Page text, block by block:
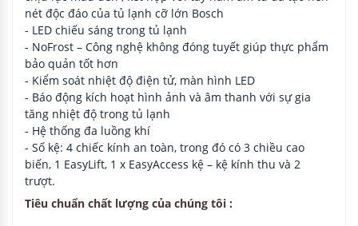
nét độc đáo của tủ lạnh cỡ lớn Bosch
- LED chiếu sáng trong tủ lạnh
- NoFrost – Công nghệ không đóng tuyết giúp thực phẩm
bảo quản tốt hơn
- Kiểm soát nhiệt độ điện tử, màn hình LED
- Báo động kích hoạt hình ảnh và âm thanh với sự gia
tăng nhiệt độ trong tủ lạnh
- Hệ thống đa luồng khí
- Số kệ: 4 chiếc kính an toàn, trong đó có 3 chiều cao
biến, 1 EasyLift, 1 x EasyAccess kệ – kệ kính thu và 2
trượt.
Tiêu chuẩn chất lượng của chúng tôi :